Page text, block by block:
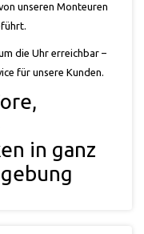
unseren Monteuren
die Uhr erreichbar –
für unsere Kunden.
in ganz